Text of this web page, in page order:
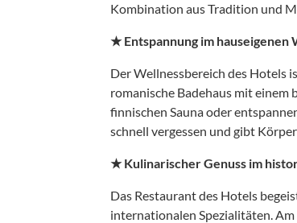
Kombination aus Tradition und
★ Entspannung im hauseigenen
Der Wellnessbereich des Hotels
romanische Badehaus mit einem
finnischen Sauna oder
schnell vergessen und gibt
★ Kulinarischer Genuss im
Das Restaurant des Hotels
internationalen Spezialitäten.